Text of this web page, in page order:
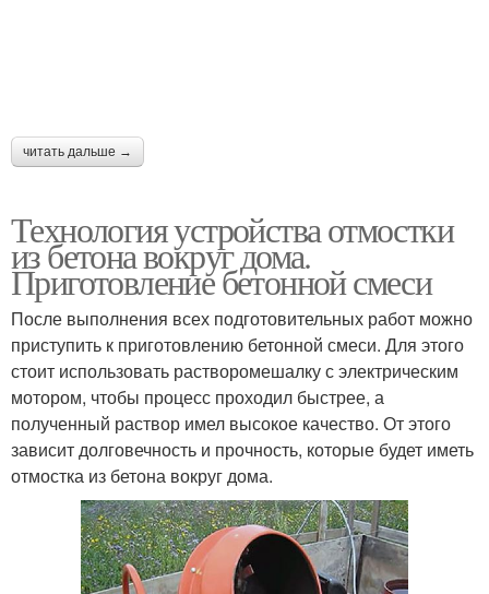
читать дальше →
Технология устройства отмостки
из бетона вокруг дома.
Приготовление бетонной смеси
После выполнения всех подготовительных работ можно
приступить к приготовлению бетонной смеси. Для этого
стоит использовать растворомешалку с электрическим
мотором, чтобы процесс проходил быстрее, а
полученный раствор имел высокое качество. От этого
зависит долговечность и прочность, которые будет иметь
отмостка из бетона вокруг дома.